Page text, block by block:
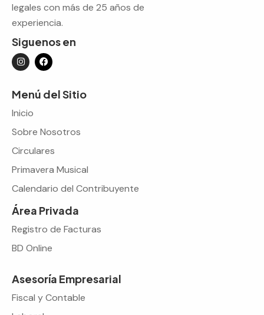
legales con más de 25 años de
experiencia.
Siguenos en
Menú del Sitio
Inicio
Sobre Nosotros
Circulares
Primavera Musical
Calendario del Contribuyente
Área Privada
Registro de Facturas
BD Online
Asesoría Empresarial
Fiscal y Contable